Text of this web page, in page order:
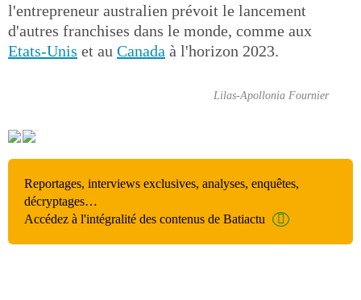
l'entrepreneur australien prévoit le lancement
d'autres franchises dans le monde, comme aux
Etats-Unis et au Canada à l'horizon 2023.
Lilas-Apollonia Fournier
Reportages, interviews exclusives, analyses, enquêtes,
décryptages…
Accédez à l'intégralité des contenus de Batiactu